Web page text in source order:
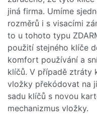
Kč
Do košíku
Skladem
jiná firma. Umíme
rozměrů i s visacími
to u tohoto typu
použití stejného klíče
komfort používání a
klíčů. V případě ztráty
vložky překódovat na
sadu klíčů s novou
mechanizmus vložky.